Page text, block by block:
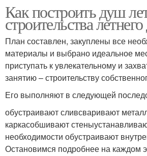
Как построить душ
строительства
План составлен, закуплены все
материалы и выбрано идеальное
приступать к увлекательному и
занятию – строительству
Его выполняют в следующей
обустраивают сливсваривают
каркасобшивают
необходимости обустраивают
Остановимся подробнее на каждом